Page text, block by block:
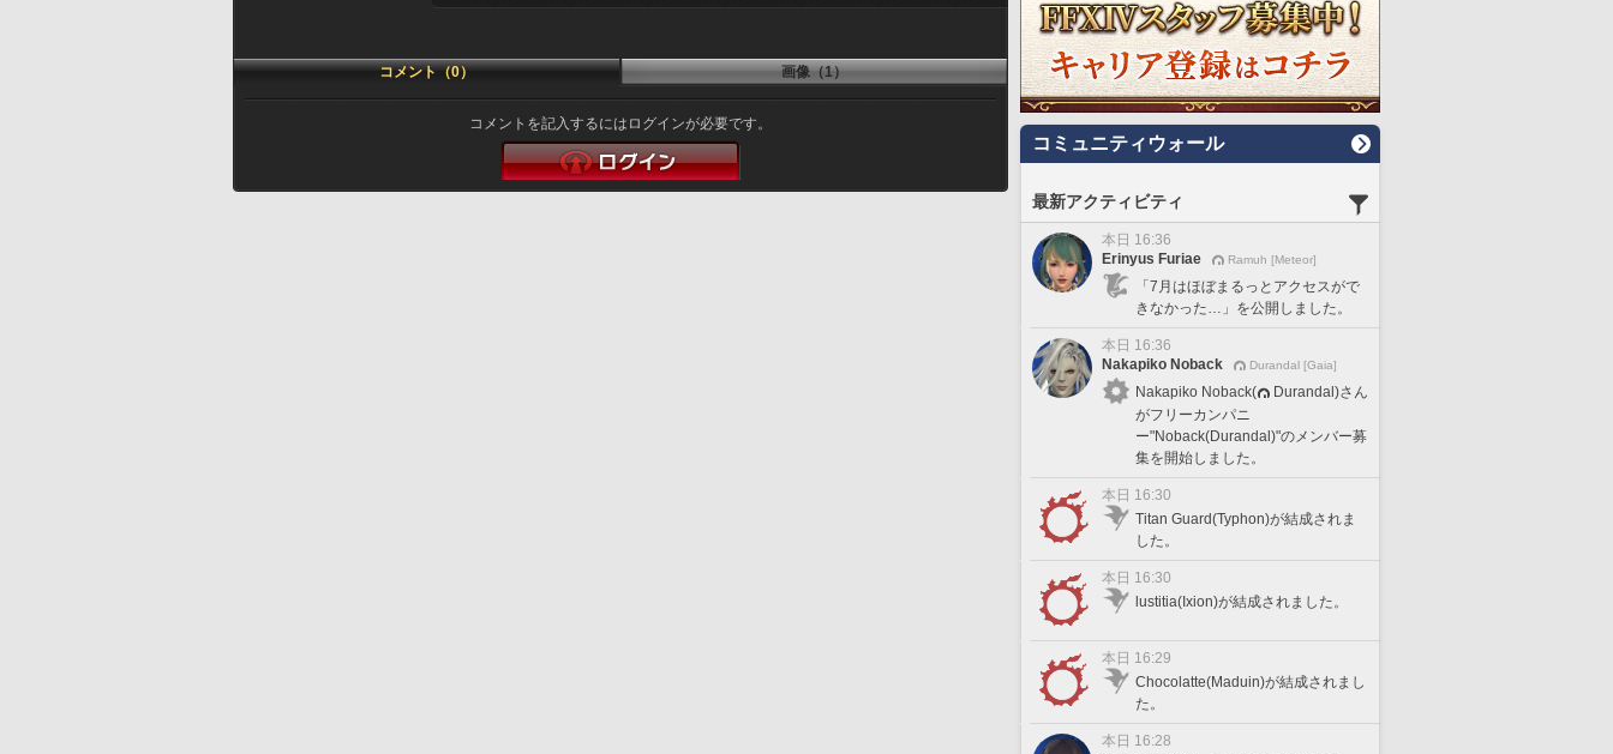
コメント（0） 画像（1）
コメントを記入するにはログインが必要です。
コミュニティウォール
最新アクティビティ
本日 16:36
Erinyus Furiae
Ramuh [Meteor]
「7月はほぼまるっとアクセスがで
きなかった…」を公開しました。
本日 16:36
Nakapiko Noback
Durandal [Gaia]
Nakapiko Noback(
Durandal)さん
がフリーカンパニ
ー"Noback(Durandal)"のメンバー募
集を開始しました。
本日 16:30
Titan Guard(Typhon)が結成されま
した。
本日 16:30
lustitia(Ixion)が結成されました。
本日 16:29
Chocolatte(Maduin)が結成されまし
た。
本日 16:28